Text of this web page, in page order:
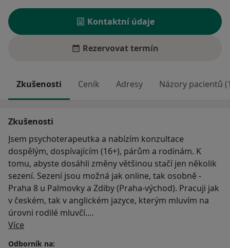
Kontaktní údaje
Rezervovat termín
Zkušenosti Ceník Adresy Názory pacientů
Zkušenosti
Jsem psychoterapeutka a nabízím konzultace
dospělým, dospívajícím (16+), párům a rodinám. K
tomu, abyste dosáhli změny většinou stačí jen několik
sezení. Sezení jsou možná jak online, tak osobně -
Praha 8 u Palmovky a Zdiby (Praha-východ). Pracuji jak
v českém, tak v anglickém jazyce, kterým mluvím na
úrovni rodilé mluvčí.
Vyrostla jsem v Praze. Více než 20 let jsem strávila v
Více
Odborník na: